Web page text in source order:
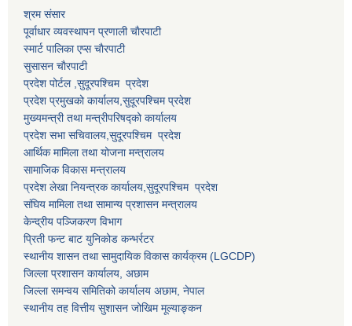
श्रम संसार
पूर्वाधार व्यवस्थापन प्रणाली चाैरपाटी
स्मार्ट पालिका एप्स चाैरपाटी
सुसासन चाैरपाटी
प्रदेश पोर्टल ,सुदूरपश्चिम प्रदेश
प्रदेश प्रमुखको कार्यालय,सुदूरपश्चिमप्रदेश
मुख्यमन्त्री तथा मन्त्रीपरिषद्को कार्यालय
प्रदेश सभा सचिवालय,सुदूरपश्चिम प्रदेश
आर्थिक मामिला तथा योजना मन्त्रालय
सामाजिक विकास मन्त्रालय
प्रदेश लेखा नियन्त्रक कार्यालय,सुदूरपश्चिम प्रदेश
संघिय मामिला तथा सामान्य प्रशासन मन्त्रालय
केन्द्रीय पञ्जिकरण विभाग
प्रिती फन्ट बाट युनिकोड कन्भर्रटर
स्थानीय शासन तथा सामुदायिक विकास कार्यक्रम (LGCDP)
जिल्ला प्रशासन कार्यालय, अछाम
जिल्ला समन्वय समितिको कार्यालय अछाम, नेपाल
स्थानीय तह वित्तीय सुशासन जोखिम मूल्याङ्कन